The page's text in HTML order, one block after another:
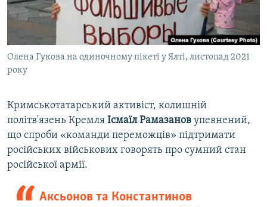
Олена Гукова на одиночному пікеті у Ялті, листопад 2021
року
Кримськотатарський активіст, колишній
політв'язень Кремля Ісмаїл Рамазанов упевнений,
що спроби «команди переможців» підтримати
російських військових говорять про сумний стан
російської армії.
Аксьонов та Константинов